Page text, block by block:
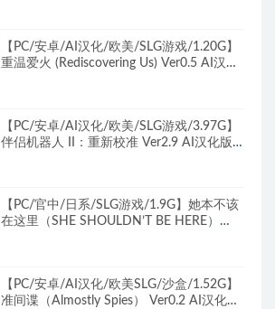
【PC/安卓/AI汉化/欧美/SLG游戏/1.20G】
重温爱火 (Rediscovering Us) Ver0.5 AI汉化
【PC/安卓/AI汉化/欧美/SLG游戏/3.97G】
伴侣机器人 II：重新校准 Ver2.9 AI汉化版
【PC/官中/日系/SLG游戏/1.9G】她本不该
在这里（SHE SHOULDN’T BE HERE）
【PC/安卓/AI汉化/欧美SLG/沙盒/1.52G】
准间谍（Almostly Spies） Ver0.2 AI汉化版